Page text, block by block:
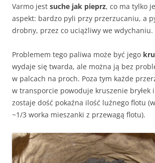
Varmo jest suche jak pieprz, co ma tylko
aspekt: bardzo pyli przy przerzucaniu, a
drobny, przez co uciążliwy we wdychaniu.
Problemem tego paliwa może być jego
wydaje się twarda, ale można ją bez
w palcach na proch. Poza tym każde
w transporcie powoduje kruszenie bryłek
zostaje dość pokaźna ilość luźnego flotu
~1/3 worka mieszanki z przewagą flotu).